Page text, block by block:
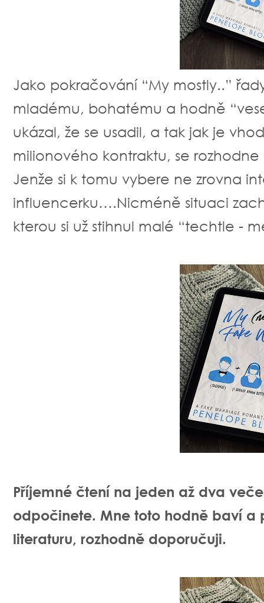
Jako pokračování “My mostly..”
mladému, bohatému a hodně
ukázal, že se usadil, a tak jak je
milionového kontraktu, se
Jenže si k tomu vybere ne zrovna
influencerku….Nicméně situaci
kterou si už stihnul malé “techtle -
Příjemné čtení na jeden až dva
odpočinete. Mne toto hodně baví a
literaturu, rozhodně doporučuji.